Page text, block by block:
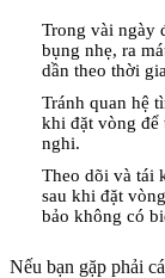
Trong vài ngày
bụng nhẹ, ra
dần theo thời
Tránh quan hệ
khi đặt vòng để
nghi.
Theo dõi và tái
sau khi đặt
bảo không có
Nếu bạn gặp phải